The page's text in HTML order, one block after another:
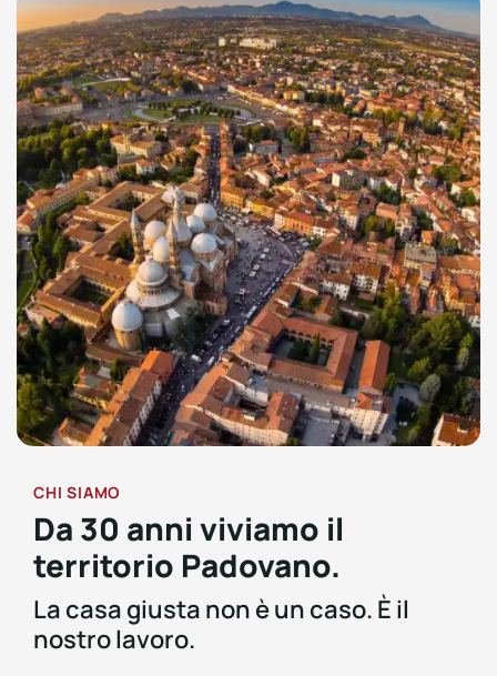
CHI SIAMO
Da 30 anni viviamo il
territorio Padovano.
La casa giusta non è un caso. È il
nostro lavoro.